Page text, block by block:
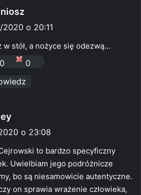
i
e
:
2020 o 20:11
w stół, a nożyce się odezwą…
0
0
i
z
e
:
o 23:08
to bardzo specyficzny
Uwielbiam jego podróżnicze
bo są niesamowicie autentyczne.
on sprawia wrażenie człowieka,